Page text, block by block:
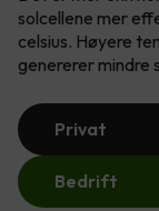
solcellene mer
celsius. Høyere
genererer mindre
Privat
Bedrift